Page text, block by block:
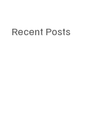
Recent Posts